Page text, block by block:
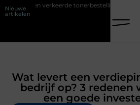
Nieuwe
artikelen
tonerbestelling bij HP printers
Wat levert een
bedrijf op? 3 redenen
een goede